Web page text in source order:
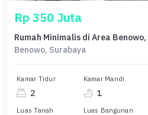
Rp 350 Juta
Benowo, Surabaya
Kamar Tidur
2
Kamar Mandi
1
Luas Tanah Luas Bangunan